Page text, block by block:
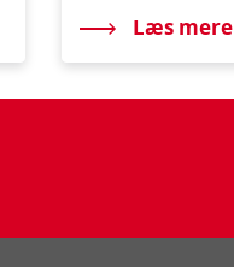
Læs mere